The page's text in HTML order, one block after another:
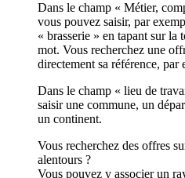
Dans le champ « Métier,
vous pouvez saisir, par
« brasserie » en tapant sur la
mot. Vous recherchez une
directement sa référence,
Dans le champ « lieu de
saisir une commune, un
un continent.
Vous recherchez des offres
alentours ?
Vous pouvez y associer un